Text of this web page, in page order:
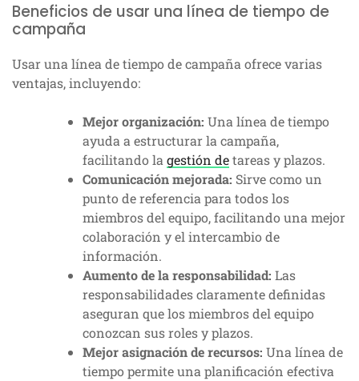
Beneficios de usar una línea de tiempo de
campaña
Usar una línea de tiempo de campaña ofrece varias
ventajas, incluyendo:
Mejor organización: Una línea de tiempo
ayuda a estructurar la campaña,
facilitando lagestión detareas y plazos.
Comunicación mejorada: Sirve como un
punto de referencia para todos los
miembros del equipo, facilitando una mejor
colaboración y el intercambio de
información.
Aumento de la responsabilidad: Las
responsabilidades claramente definidas
aseguran que los miembros del equipo
conozcan sus roles y plazos.
Mejor asignación de recursos: Una línea de
tiempo permite una planificación efectiva